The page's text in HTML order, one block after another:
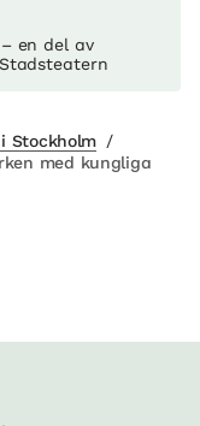
en del av
Stockholm /
med kungliga